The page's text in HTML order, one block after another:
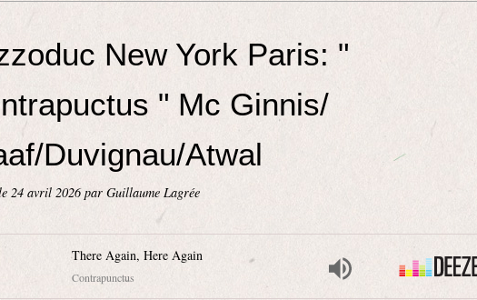
New York Paris: "
" Mc Ginnis/
Duvignau/Atwal
24 avril 2026par Guillaume Lagrée
There Again, Here Again
Contrapunctus